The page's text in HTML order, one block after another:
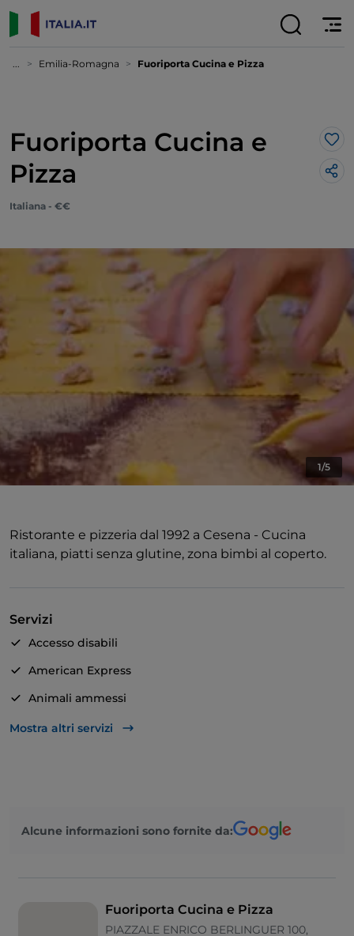
... Emilia-Romagna Fuoriporta Cucina e Pizza
Fuoriporta Cucina e
Pizza
Italiana - €€
1/5
Ristorante e pizzeria dal 1992 a Cesena - Cucina
italiana, piatti senza glutine, zona bimbi al coperto.
Servizi
Accesso disabili
American Express
Animali ammessi
Apple Pay
Mastercard
Mostra altri servizi
Alcune informazioni sono fornite da:
Fuoriporta Cucina e Pizza
PIAZZALE ENRICO BERLINGUER 100,